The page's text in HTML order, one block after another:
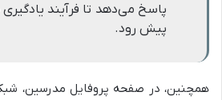
پاسخ می‌دهد تا فرآیند
پیش رود.
همچنین، در صفحه پروفایل مدرسین،